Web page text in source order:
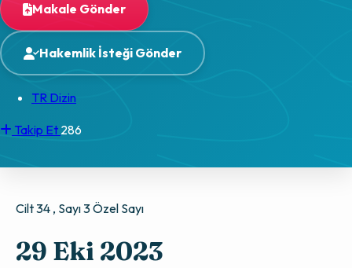
Makale Gönder
Hakemlik İsteği Gönder
TR Dizin
Takip Et 286
Cilt 34 , Sayı 3Özel Sayı
29 Eki 2023